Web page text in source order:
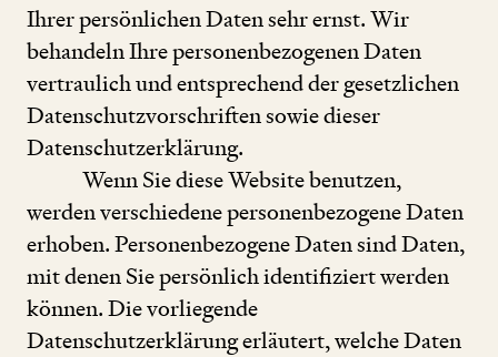
Ihrer persönlichen Daten sehr ernst. Wir
behandeln Ihre personenbezogenen Daten
vertraulich und entsprechend der gesetzlichen
Datenschutzvorschriften sowie dieser
Datenschutzerklärung.
Wenn Sie diese Website benutzen,
werden verschiedene personenbezogene Daten
erhoben. Personenbezogene Daten sind Daten,
mit denen Sie persönlich identifiziert werden
können. Die vorliegende
Datenschutzerklärung erläutert, welche Daten